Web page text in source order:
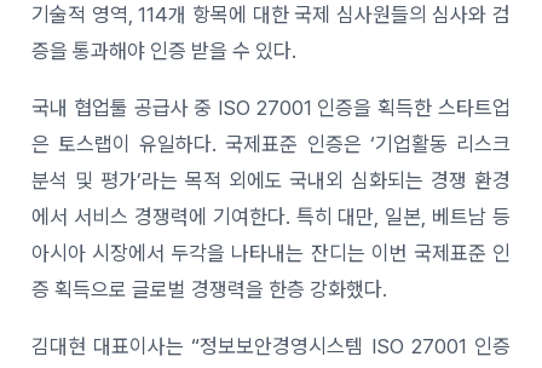
기술적 영역, 114개 항목에 대한 국제 심사원들의 심사와 검
증을 통과해야 인증 받을 수 있다.
국내 협업툴 공급사 중 ISO 27001 인증을 획득한 스타트업
은 토스랩이 유일하다. 국제표준 인증은 ‘기업활동 리스크
분석 및 평가’라는 목적 외에도 국내외 심화되는 경쟁 환경
에서 서비스 경쟁력에 기여한다. 특히 대만, 일본, 베트남 등
아시아 시장에서 두각을 나타내는 잔디는 이번 국제표준 인
증 획득으로 글로벌 경쟁력을 한층 강화했다.
김대현 대표이사는 “정보보안경영시스템 ISO 27001 인증